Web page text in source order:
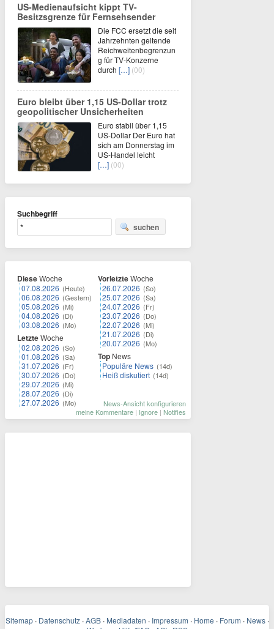
US-Medienaufsicht kippt TV-
Besitzsgrenze für Fernsehsender
Die FCC ersetzt die seit
Jahrzehnten geltende
Reichweitenbegrenzun
g für TV-Konzerne
durch […] (00)
Euro bleibt über 1,15 US-Dollar trotz
geopolitischer Unsicherheiten
Euro stabil über 1,15
US-Dollar Der Euro hat
sich am Donnerstag im
US-Handel leicht
[…] (00)
Suchbegriff
suchen
DieseWoche
07.08.2026 (Heute)
06.08.2026 (Gestern)
05.08.2026 (Mi)
04.08.2026 (Di)
03.08.2026 (Mo)
LetzteWoche
02.08.2026 (So)
01.08.2026 (Sa)
31.07.2026 (Fr)
30.07.2026 (Do)
29.07.2026 (Mi)
28.07.2026 (Di)
27.07.2026 (Mo)
VorletzteWoche
26.07.2026 (So)
25.07.2026 (Sa)
24.07.2026 (Fr)
23.07.2026 (Do)
22.07.2026 (Mi)
21.07.2026 (Di)
20.07.2026 (Mo)
Top News
Populäre News (14d)
Heiß diskutiert (14d)
News-Ansicht konfigurieren
meine Kommentare | Ignore | Notifies
Sitemap · Datenschutz · AGB · Mediadaten · Impressum · Home · Forum · News ·